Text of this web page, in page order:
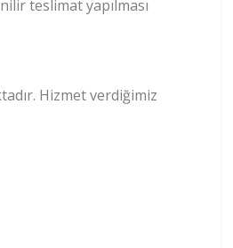
teslimat yapılması
Hizmet verdiğimiz